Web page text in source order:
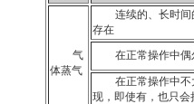
气
体蒸气
连续的、长时间
存在
在正常操作中偶
在正常操作中不
现，即使有，也只会